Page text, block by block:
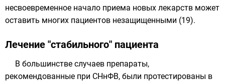
несвоевременное начало приема новых лекарств может
оставить многих пациентов незащищенными (19).
Лечение "стабильного" пациента
В большинстве случаев препараты,
рекомендованные при СНнФВ, были протестированы в